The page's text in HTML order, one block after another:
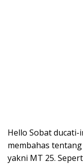
Hello Sobat ducati-
membahas
yakni MT 25.